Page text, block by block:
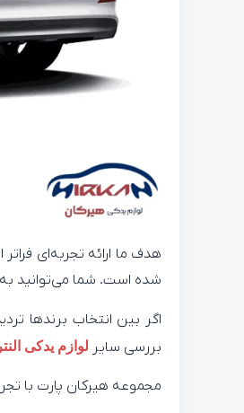
هدف ما ارائه تجربه‌ای
شده است. شما می‌توانید
اگر بین انتخاب برندها
بررسی سایر لوازم یدکی النترا
مجموعه هیرکان پارت با